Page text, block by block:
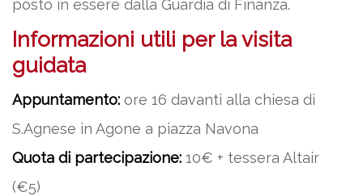
posto in essere dalla Guardia di Finanza.
Informazioni utili per la visita
guidata
Appuntamento: ore 16 davanti alla chiesa di
S.Agnese in Agone a piazza Navona
Quota di partecipazione: 10€ + tessera Altair
(€5)